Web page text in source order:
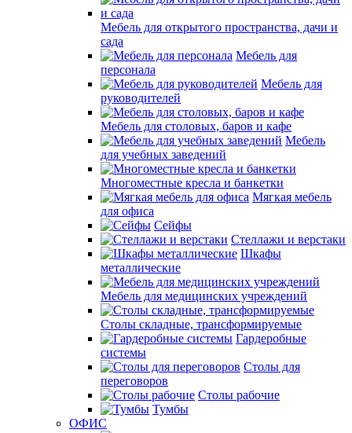
Мебель для открытого пространства, дачи и
сада
Мебель для
персонала
Мебель для
руководителей
Мебель для столовых, баров и кафе
Мебель
для учебных заведений
Многоместные кресла и банкетки
Мягкая мебель
для офиса
Сейфы
Стеллажи и верстаки
Шкафы
металлические
Мебель для медицинских учреждений
Столы складные, трансформируемые
Гардеробные
системы
Столы для
переговоров
Столы рабочие
Тумбы
ОФИС